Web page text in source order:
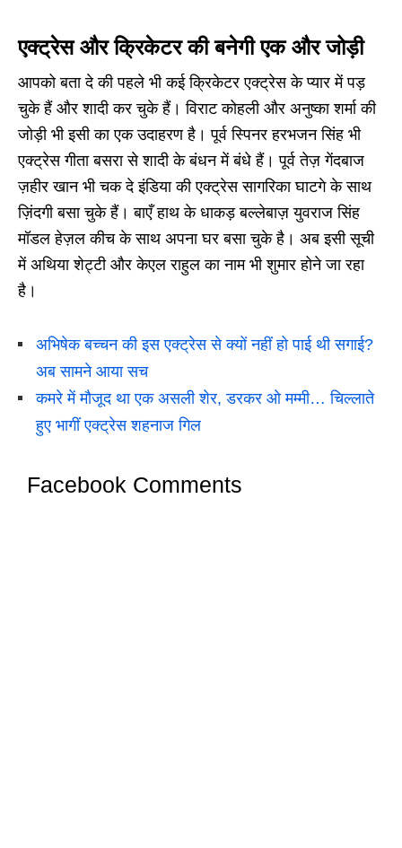
एक्ट्रेस और क्रिकेटर की बनेगी एक और जोड़ी
आपको बता दे की पहले भी कई क्रिकेटर एक्ट्रेस के प्यार में पड़
चुके हैं और शादी कर चुके हैं। विराट कोहली और अनुष्का शर्मा की
जोड़ी भी इसी का एक उदाहरण है। पूर्व स्पिनर हरभजन सिंह भी
एक्ट्रेस गीता बसरा से शादी के बंधन में बंधे हैं। पूर्व तेज़ गेंदबाज
ज़हीर खान भी चक दे इंडिया की एक्ट्रेस सागरिका घाटगे के साथ
ज़िंदगी बसा चुके हैं। बाएँ हाथ के धाकड़ बल्लेबाज़ युवराज सिंह
मॉडल हेज़ल कीच के साथ अपना घर बसा चुके है। अब इसी सूची
में अथिया शेट्टी और केएल राहुल का नाम भी शुमार होने जा रहा
है।
अभिषेक बच्चन की इस एक्ट्रेस से क्यों नहीं हो पाई थी सगाई?
अब सामने आया सच
कमरे में मौजूद था एक असली शेर, डरकर ओ मम्मी… चिल्लाते
हुए भागीं एक्ट्रेस शहनाज गिल
Facebook Comments